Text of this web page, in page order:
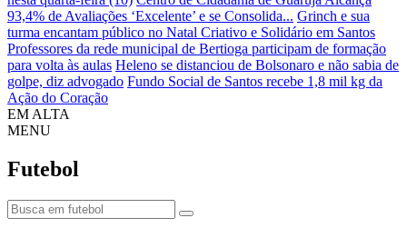
93,4% de Avaliações ‘Excelente’ e se Consolida... Grinch e sua
turma encantam público no Natal Criativo e Solidário em Santos
Professores da rede municipal de Bertioga participam de formação
para volta às aulas Heleno se distanciou de Bolsonaro e não sabia de
golpe, diz advogado Fundo Social de Santos recebe 1,8 mil kg da
Ação do Coração
EM ALTA
MENU
Futebol